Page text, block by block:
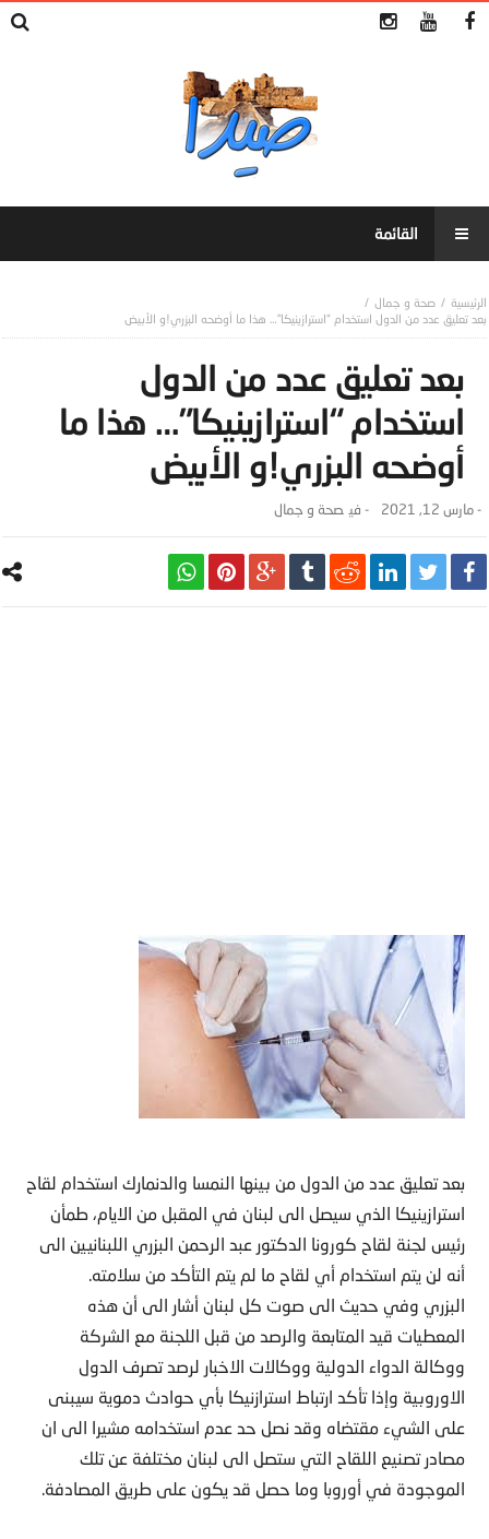
صحة و جمال
بعد تعليق عدد من الدول استخدام “استرازينيكا”… هذا ما أوضحه البزري!و الأبيض
بعد تعليق عدد من الدول
استخدام “استرازينيكا”… هذا ما
أوضحه البزري!و الأبيض
-مارس 12, 2021 - ‎في صحة و جمال
بعد تعليق عدد من الدول من بينها النمسا والدنمارك استخدام لقاح
استرازينيكا الذي سيصل الى لبنان في المقبل من الايام، طمأن
رئيس لجنة لقاح كورونا الدكتور عبد الرحمن البزري اللبنانيين الى
أنه لن يتم استخدام أي لقاح ما لم يتم التأكد من سلامته.
البزري وفي حديث الى صوت كل لبنان أشار الى أن هذه
المعطيات قيد المتابعة والرصد من قبل اللجنة مع الشركة
ووكالة الدواء الدولية ووكالات الاخبار لرصد تصرف الدول
الاوروبية وإذا تأكد ارتباط استرازنيكا بأي حوادث دموية سيبنى
على الشيء مقتضاه وقد نصل حد عدم استخدامه مشيرا الى ان
مصادر تصنيع اللقاح التي ستصل الى لبنان مختلفة عن تلك
الموجودة في أوروبا وما حصل قد يكون على طريق المصادفة.